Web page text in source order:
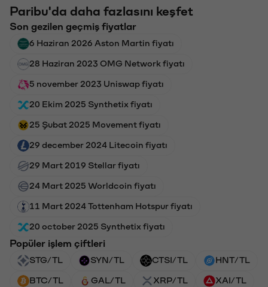
Paribu'da daha fazlasını keşfet
Son gezilen geçmiş fiyatlar
6 Haziran 2026 Aston Martin fiyatı
28 Haziran 2023 OMG Network fiyatı
5 november 2023 Uniswap fiyatı
20 Ekim 2025 Synthetix fiyatı
25 Şubat 2025 Movement fiyatı
29 december 2024 Litecoin fiyatı
29 Mart 2019 Stellar fiyatı
24 Mart 2025 Worldcoin fiyatı
11 Mart 2024 Tottenham Hotspur fiyatı
20 october 2025 Synthetix fiyatı
Popüler işlem çiftleri
STG/TL SYN/TL CTSI/TL HNT/TL
BTC/TL GAL/TL XRP/TL XAI/TL